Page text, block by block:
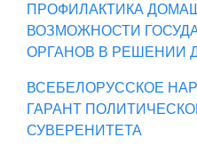
ПРОФИЛАКТИКА
ВОЗМОЖНОСТИ
ОРГАНОВ В РЕШЕНИИ
ВСЕБЕЛОРУССКОЕ
ГАРАНТ
СУВЕРЕНИТЕТА